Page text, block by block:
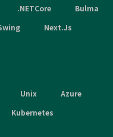
.NETCore
Bulma
Next.Js
Unix
Azure
Kubernetes